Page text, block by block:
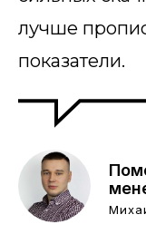
лучше
показатели.